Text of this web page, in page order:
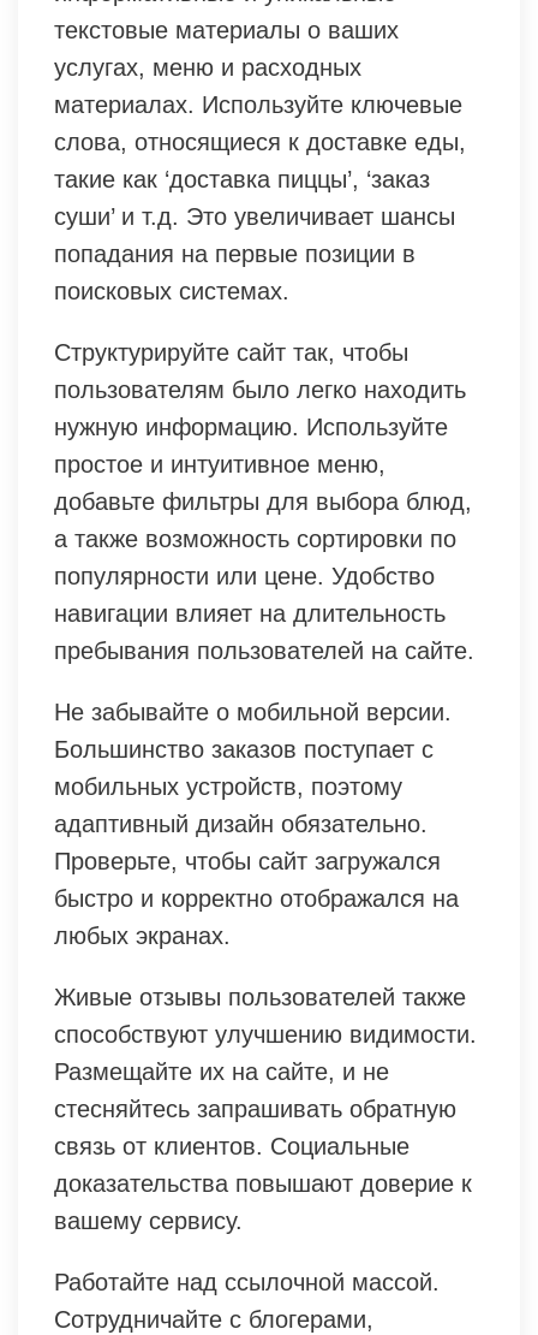
текстовые материалы о ваших
услугах, меню и расходных
материалах. Используйте ключевые
слова, относящиеся к доставке еды,
такие как ‘доставка пиццы’, ‘заказ
суши’ и т.д. Это увеличивает шансы
попадания на первые позиции в
поисковых системах.
Структурируйте сайт так, чтобы
пользователям было легко находить
нужную информацию. Используйте
простое и интуитивное меню,
добавьте фильтры для выбора блюд,
а также возможность сортировки по
популярности или цене. Удобство
навигации влияет на длительность
пребывания пользователей на сайте.
Не забывайте о мобильной версии.
Большинство заказов поступает с
мобильных устройств, поэтому
адаптивный дизайн обязательно.
Проверьте, чтобы сайт загружался
быстро и корректно отображался на
любых экранах.
Живые отзывы пользователей также
способствуют улучшению видимости.
Размещайте их на сайте, и не
стесняйтесь запрашивать обратную
связь от клиентов. Социальные
доказательства повышают доверие к
вашему сервису.
Работайте над ссылочной массой.
Сотрудничайте с блогерами,